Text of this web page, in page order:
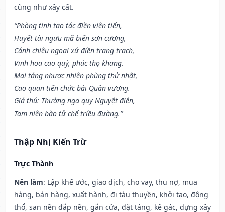
cũng như xây cất.
“Phòng tinh tạo tác điền viên tiến,
Huyết tài ngưu mã biến sơn cương,
Cánh chiêu ngoại xứ điền trang trạch,
Vinh hoa cao quý, phúc thọ khang.
Mai táng nhược nhiên phùng thử nhật,
Cao quan tiến chức bái Quân vương.
Giá thú: Thường nga quy Nguyệt điện,
Tam niên bào tử chế triều đường.”
Thập Nhị Kiến Trừ
Trực Thành
Nên làm: Lập khế ước, giao dịch, cho vay, thu nợ, mua
hàng, bán hàng, xuất hành, đi tàu thuyền, khởi tạo, động
thổ, san nền đắp nền, gắn cửa, đặt táng, kê gác, dựng xây